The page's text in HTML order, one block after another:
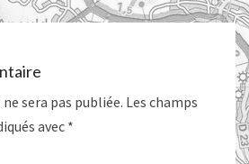
sera pas publiée. Les champs
avec *